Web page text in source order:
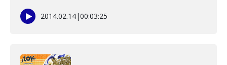
2014.02.14|00:03:25